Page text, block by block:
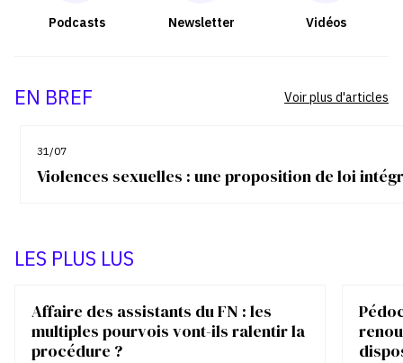
Podcasts Newsletter Vidéos
EN BREF
31/07
Violences sexuelles : une proposition de loi
Voir plus d'articles
LES PLUS LUS
Affaire des assistants du FN : les
multiples pourvois vont-ils ralentir la
procédure ?